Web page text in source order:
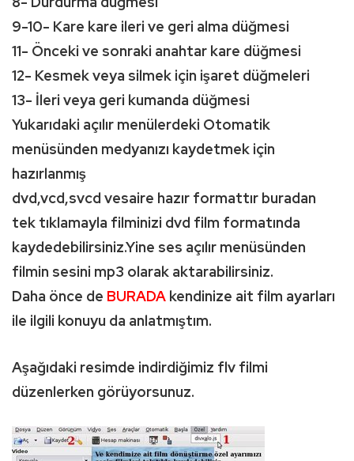
9-10- Kare kare ileri ve geri alma düğmesi
11- Önceki ve sonraki anahtar kare düğmesi
12- Kesmek veya silmek için işaret düğmeleri
13- İleri veya geri kumanda düğmesi
Yukarıdaki açılır menülerdeki Otomatik
menüsünden medyanızı kaydetmek için
hazırlanmış
dvd,vcd,svcd vesaire hazır formattır buradan
tek tıklamayla filminizi dvd film formatında
kaydedebilirsiniz.Yine ses açılır menüsünden
filmin sesini mp3 olarak aktarabilirsiniz.
Daha önce de BURADA kendinize ait film ayarları
ile ilgili konuyu da anlatmıştım.
Aşağıdaki resimde indirdiğimiz flv filmi
düzenlerken görüyorsunuz.